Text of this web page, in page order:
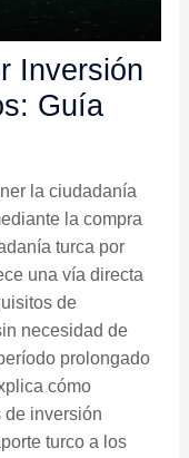
Inversión
Guía
la ciudadanía
la compra
turca por
una vía directa
de
necesidad de
prolongado
cómo
de inversión
turco a los